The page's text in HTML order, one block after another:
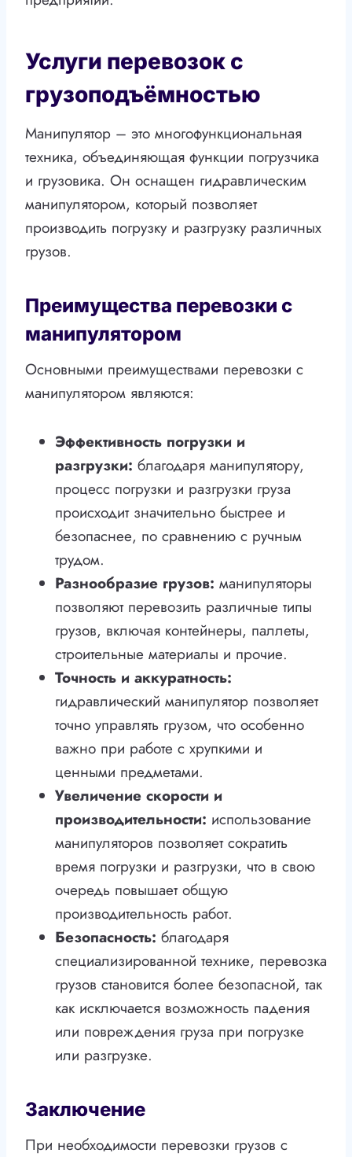
Услуги перевозок с
грузоподъёмностью
Манипулятор – это многофункциональная
техника, объединяющая функции погрузчика
и грузовика. Он оснащен гидравлическим
манипулятором, который позволяет
производить погрузку и разгрузку различных
грузов.
Преимущества перевозки с
манипулятором
Основными преимуществами перевозки с
манипулятором являются:
Эффективность погрузки и
разгрузки: благодаря манипулятору,
процесс погрузки и разгрузки груза
происходит значительно быстрее и
безопаснее, по сравнению с ручным
трудом.
Разнообразие грузов: манипуляторы
позволяют перевозить различные типы
грузов, включая контейнеры, паллеты,
строительные материалы и прочие.
Точность и аккуратность:
гидравлический манипулятор позволяет
точно управлять грузом, что особенно
важно при работе с хрупкими и
ценными предметами.
Увеличение скорости и
производительности: использование
манипуляторов позволяет сократить
время погрузки и разгрузки, что в свою
очередь повышает общую
производительность работ.
Безопасность: благодаря
специализированной технике, перевозка
грузов становится более безопасной, так
как исключается возможность падения
или повреждения груза при погрузке
или разгрузке.
Заключение
При необходимости перевозки грузов с